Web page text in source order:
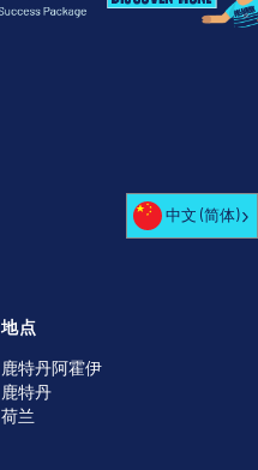
地点
鹿特丹阿霍伊
鹿特丹
荷兰
中文 (简体)